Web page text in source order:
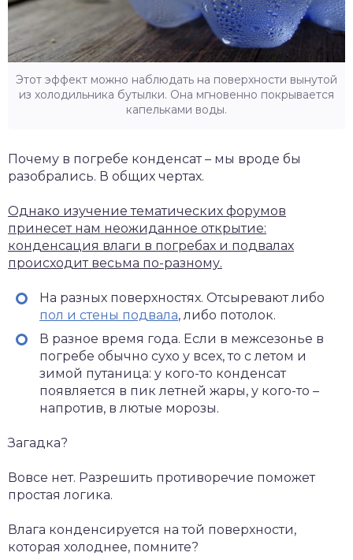
Этот эффект можно наблюдать на поверхности вынутой
из холодильника бутылки. Она мгновенно покрывается
капельками воды.
Почему в погребе конденсат – мы вроде бы
разобрались. В общих чертах.
Однако изучение тематических форумов
принесет нам неожиданное открытие:
конденсация влаги в погребах и подвалах
происходит весьма по-разному.
На разных поверхностях. Отсыревают либо
пол и стены подвала, либо потолок.
В разное время года. Если в межсезонье в
погребе обычно сухо у всех, то с летом и
зимой путаница: у кого-то конденсат
появляется в пик летней жары, у кого-то –
напротив, в лютые морозы.
Загадка?
Вовсе нет. Разрешить противоречие поможет
простая логика.
Влага конденсируется на той поверхности,
которая холоднее, помните?